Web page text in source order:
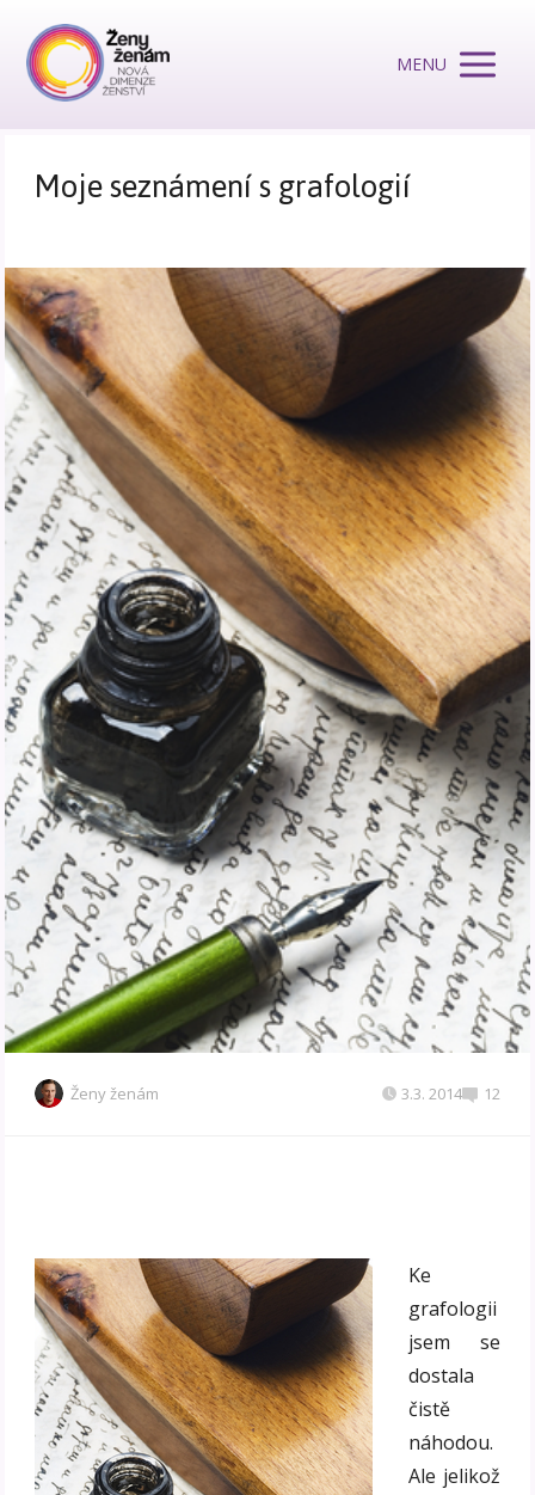
MENU
Moje seznámení s grafologií
Ženy ženám 3.3. 2014 12
Ke
grafologii
jsem se
dostala
čistě
náhodou.
Ale jelikož